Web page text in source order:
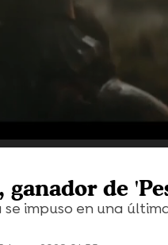
ganador de
se impuso en una